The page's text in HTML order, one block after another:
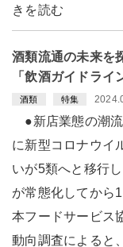
きを読む
酒類流通の未来を
「飲酒ガイドライ
酒類 特集
●新店業態の潮
に新型コロナウイ
いが5類へと移行
が常態化してから
本フードサービス
動向調査によると